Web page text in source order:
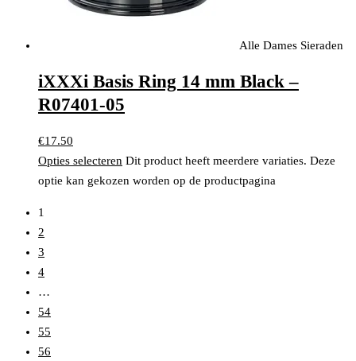
Alle Dames Sieraden
iXXXi Basis Ring 14 mm Black –
R07401-05
€17.50
Opties selecteren Dit product heeft meerdere variaties. Deze
optie kan gekozen worden op de productpagina
1
2
3
4
…
54
55
56